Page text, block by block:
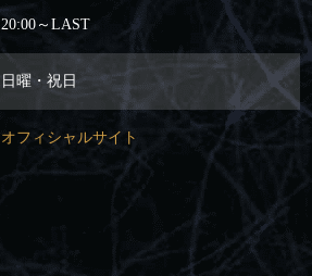
20:00～LAST
日曜・祝日
オフィシャルサイト